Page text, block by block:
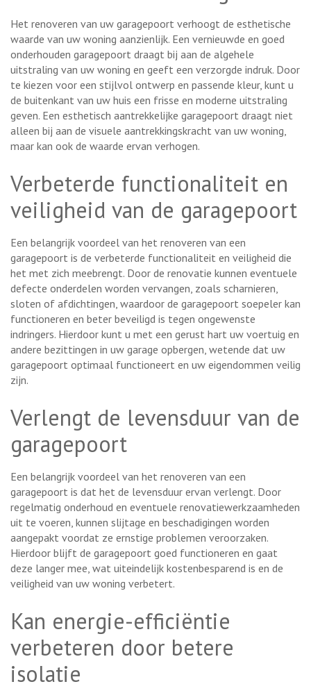
Het renoveren van uw garagepoort verhoogt de esthetische
waarde van uw woning aanzienlijk. Een vernieuwde en goed
onderhouden garagepoort draagt bij aan de algehele
uitstraling van uw woning en geeft een verzorgde indruk. Door
te kiezen voor een stijlvol ontwerp en passende kleur, kunt u
de buitenkant van uw huis een frisse en moderne uitstraling
geven. Een esthetisch aantrekkelijke garagepoort draagt niet
alleen bij aan de visuele aantrekkingskracht van uw woning,
maar kan ook de waarde ervan verhogen.
Verbeterde functionaliteit en
veiligheid van de garagepoort
Een belangrijk voordeel van het renoveren van een
garagepoort is de verbeterde functionaliteit en veiligheid die
het met zich meebrengt. Door de renovatie kunnen eventuele
defecte onderdelen worden vervangen, zoals scharnieren,
sloten of afdichtingen, waardoor de garagepoort soepeler kan
functioneren en beter beveiligd is tegen ongewenste
indringers. Hierdoor kunt u met een gerust hart uw voertuig en
andere bezittingen in uw garage opbergen, wetende dat uw
garagepoort optimaal functioneert en uw eigendommen veilig
zijn.
Verlengt de levensduur van de
garagepoort
Een belangrijk voordeel van het renoveren van een
garagepoort is dat het de levensduur ervan verlengt. Door
regelmatig onderhoud en eventuele renovatiewerkzaamheden
uit te voeren, kunnen slijtage en beschadigingen worden
aangepakt voordat ze ernstige problemen veroorzaken.
Hierdoor blijft de garagepoort goed functioneren en gaat
deze langer mee, wat uiteindelijk kostenbesparend is en de
veiligheid van uw woning verbetert.
Kan energie-efficiëntie
verbeteren door betere
isolatie